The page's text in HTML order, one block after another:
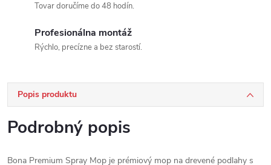
Tovar doručíme do 48 hodín.
Profesionálna montáž
Rýchlo, precízne a bez starostí.
Popis produktu
Podrobný popis
Bona Premium Spray Mop je prémiový mop na drevené podlahy s